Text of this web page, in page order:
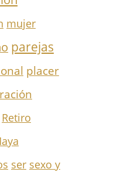
mujer
parejas
placer
Retiro
ser sexo y